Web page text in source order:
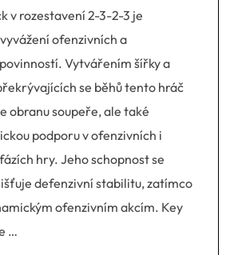
v rozestavení 2-3-2-3 je
ofenzivních a
Vytvářením šířky a
se běhů tento hráč
obranu soupeře, ale také
podporu v ofenzivních i
hry. Jeho schopnost se
defenzivní stabilitu, zatímco
ofenzivním akcím. Key
…